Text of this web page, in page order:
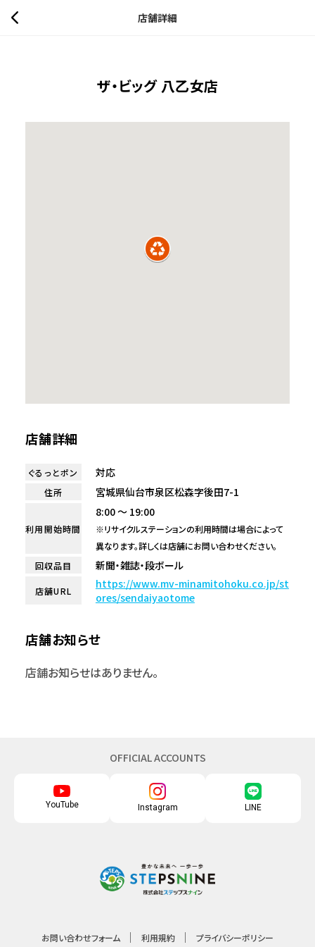
店舗詳細
ザ・ビッグ 八乙女店
店舗詳細
ぐるっとポン 対応
住所 宮城県仙台市泉区松森字後田7-1
利用開始時間
8:00 ～ 19:00
※リサイクルステーションの利用時間は場合によって
異なります。詳しくは店舗にお問い合わせください。
回収品目
新聞・雑誌・段ボール
店舗URL
https://www.mv-minamitohoku.co.jp/st
ores/sendaiyaotome
店舗お知らせ
店舗お知らせはありません。
OFFICIAL ACCOUNTS
YouTube Instagram LINE
お問い合わせフォーム 利用規約 プライバシーポリシー